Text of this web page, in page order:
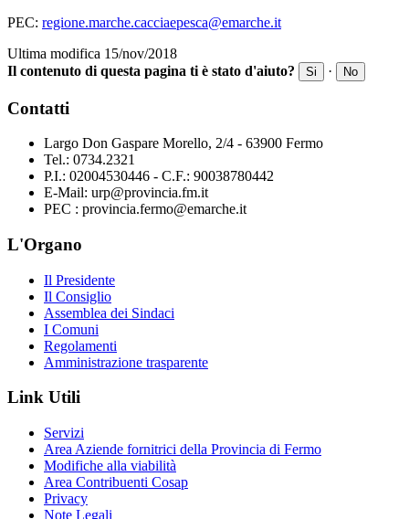
PEC: regione.marche.cacciaepesca@emarche.it
Ultima modifica 15/nov/2018
Il contenuto di questa pagina ti è stato d'aiuto?
Si · No
Contatti
Largo Don Gaspare Morello, 2/4 - 63900 Fermo
Tel.: 0734.2321
P.I.: 02004530446 - C.F.: 90038780442
E-Mail: urp@provincia.fm.it
PEC : provincia.fermo@emarche.it
L'Organo
Il Presidente
Il Consiglio
Assemblea dei Sindaci
I Comuni
Regolamenti
Amministrazione trasparente
Link Utili
Servizi
Area Aziende fornitrici della Provincia di Fermo
Modifiche alla viabilità
Area Contribuenti Cosap
Privacy
Note Legali